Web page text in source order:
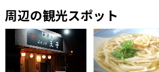
周辺の観光スポット